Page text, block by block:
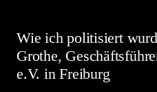
Wie ich politisiert
Grothe,
e.V. in Freiburg